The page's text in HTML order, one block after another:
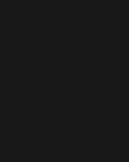
Stracił 50 mln
radzi, o jakiej porze